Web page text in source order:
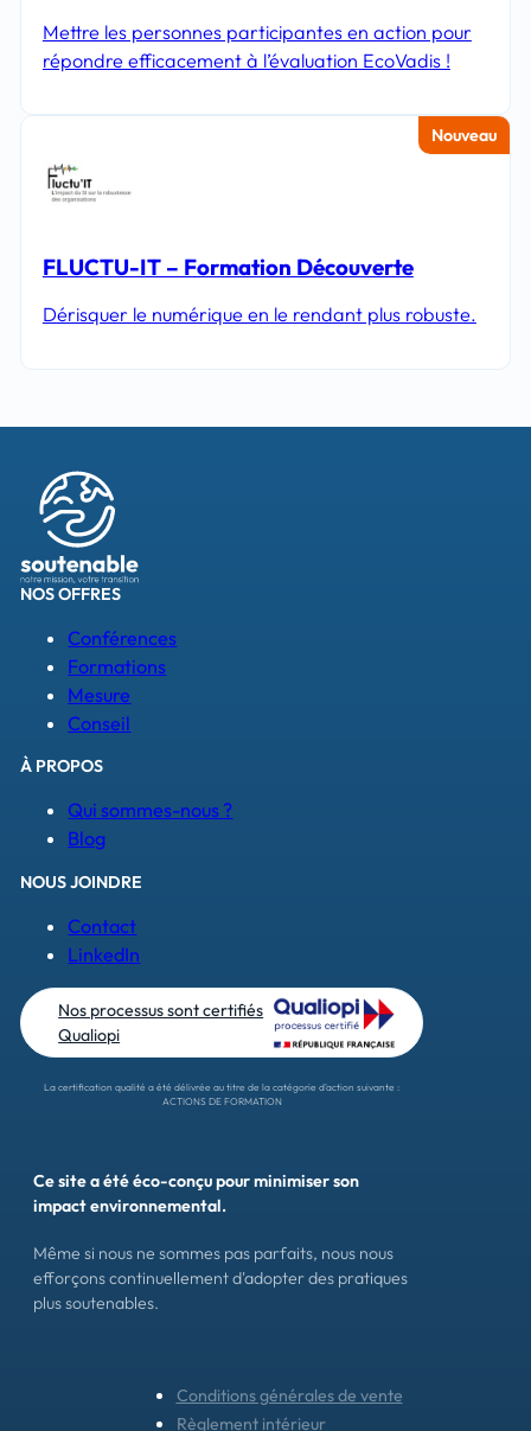
Mettre les personnes participantes en action pour
répondre efficacement à l’évaluation EcoVadis !
Nouveau
FLUCTU-IT – Formation Découverte
Dérisquer le numérique en le rendant plus robuste.
NOS OFFRES
Conférences
Formations
Mesure
Conseil
À PROPOS
Qui sommes-nous ?
Blog
NOUS JOINDRE
Contact
LinkedIn
Nos processus sont certifiés
Qualiopi
La certification qualité a été délivrée au titre de la catégorie d'action suivante :
ACTIONS DE FORMATION
Ce site a été éco-conçu pour minimiser son
impact environnemental.
Même si nous ne sommes pas parfaits, nous nous
efforçons continuellement d'adopter des pratiques
plus soutenables.
Conditions générales de vente
Règlement intérieur